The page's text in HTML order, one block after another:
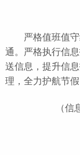
严格值班值守
通。严格执行信
送信息，提升信
理，全力护航节
（